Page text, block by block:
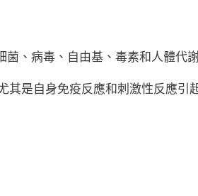
、病毒、自由基、毒素和人體代
是自身免疫反應和刺激性反應引